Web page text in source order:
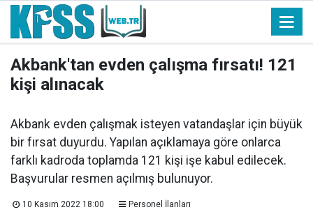
Akbank'tan evden çalışma fırsatı! 121
kişi alınacak
Akbank evden çalışmak isteyen vatandaşlar için büyük
bir fırsat duyurdu. Yapılan açıklamaya göre onlarca
farklı kadroda toplamda 121 kişi işe kabul edilecek.
Başvurular resmen açılmış bulunuyor.
10 Kasım 2022 18:00 Personel İlanları